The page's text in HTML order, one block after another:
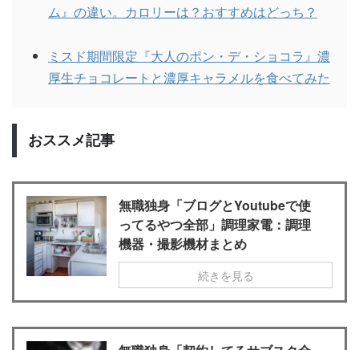
ム』の違い。カロリーは？おすすめはどっち？
ミスド期間限定『大人のポン・デ・ショコラ』濃
厚生チョコレートと濃厚キャラメルを食べてみた
おススメ記事
無職独身「ブログとYoutubeで使
ってるやつ全部」調理家電：調理
機器・撮影機材まとめ
続きを見る